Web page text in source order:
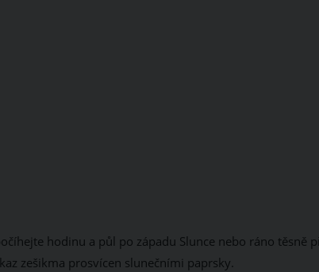
hodinu a půl po západu Slunce nebo ráno těsně
zešikma prosvícen slunečními paprsky.